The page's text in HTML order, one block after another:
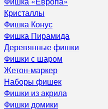
Кристаллы
Фишка Конус
Фишка Пирамида
Деревянные фишки
Фишки с шаром
Жетон-маркер
Наборы фишек
Фишки из акрила
Фишки домики